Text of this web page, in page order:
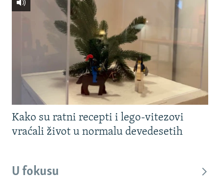
Kako su ratni recepti i lego-vitezovi
vraćali život u normalu devedesetih
U fokusu